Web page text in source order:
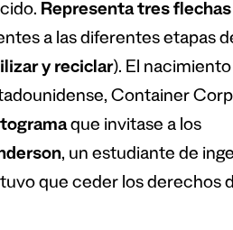
Representa tres flechas
a las diferentes etapas
y reciclar). El
Container
que invitase a los
, un estudiante de
que ceder los derechos